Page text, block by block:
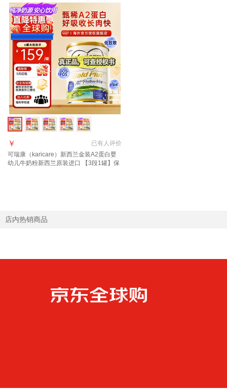
已有人评价
￥
可瑞康（karicare）新西兰金装A2蛋白婴
幼儿牛奶粉新西兰原装进口 【3段1罐】保
店内热销商品